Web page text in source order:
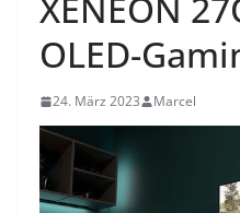
XENEON
OLED-
24. März 2023 Marcel